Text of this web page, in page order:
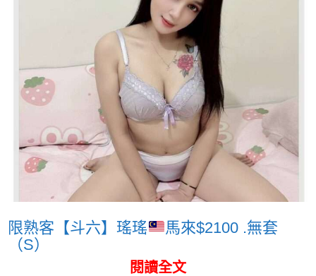
限熟客【斗六】瑤瑤
馬來$2100 .無套
（S）
閱讀全文